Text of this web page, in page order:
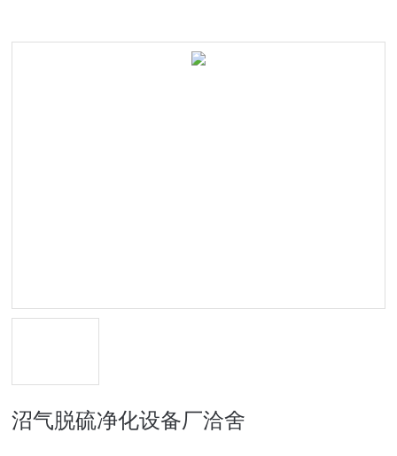
沼气脱硫净化设备厂洽舍